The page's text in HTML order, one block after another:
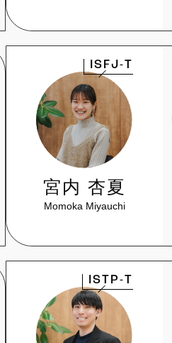
ISFJ-T
宮内 杏夏
Momoka Miyauchi
ISTP-T